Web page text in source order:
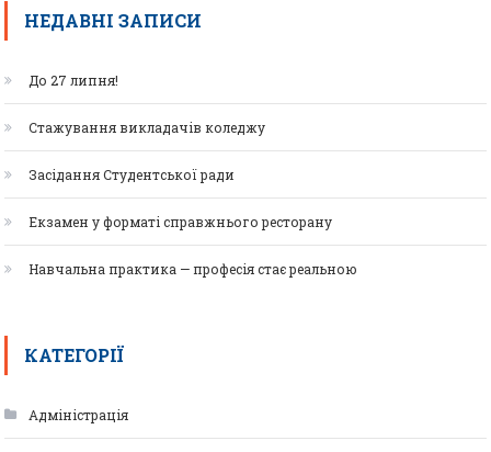
НЕДАВНІ ЗАПИСИ
До 27 липня!
Стажування викладачів коледжу
Засідання Студентської ради
Екзамен у форматі справжнього ресторану
Навчальна практика — професія стає реальною
КАТЕГОРІЇ
Адміністрація